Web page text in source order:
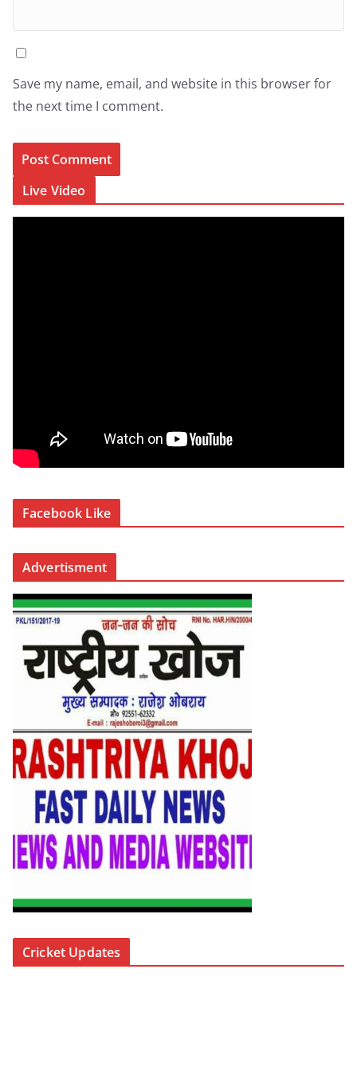
Save my name, email, and website in this browser for
the next time I comment.
Live Video
Facebook Like
Advertisment
Cricket Updates